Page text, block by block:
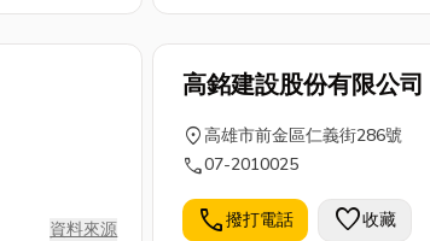
資料來源
高銘建設股份有限公司
location_on高雄市前金區仁義街286號
call07-2010025
call撥打電話 favorite收藏